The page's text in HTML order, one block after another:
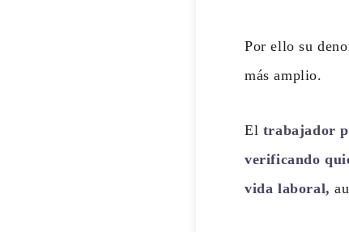
Por ello su
más amplio.
El trabajador
verificando
vida laboral,